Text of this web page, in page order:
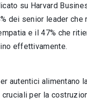
su Harvard
dei senior lea­der che
e il 47% che
effettivamente.
autentici alimentano
per la